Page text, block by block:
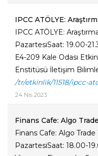
IPCC ATÖLYE:
IPCC ATÖLYE:
PazartesiSaat: 19.00-
E4-209 Kale Odası
Enstitüsü İletişim
/tr/etkinlik/11518/ipcc-
24 Nis 2023
Finans Cafe: Algo
Finans Cafe: Algo Trade
PazartesiSaat: 18.00-